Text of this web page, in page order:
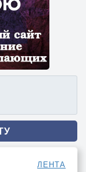
ЛЕНТА